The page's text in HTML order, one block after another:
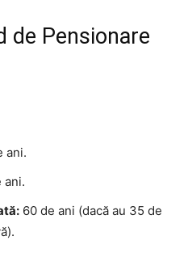
de Pensionare
ani.
ani.
60 de ani (dacă au 35 de